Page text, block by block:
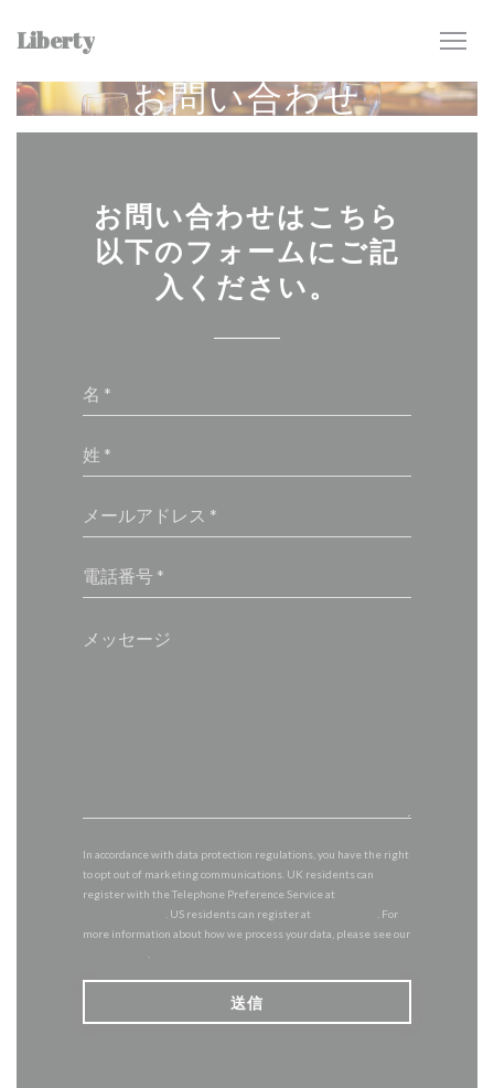
Liberty
お問い合わせ
お問い合わせはこちら
以下のフォームにご記
入ください。
In accordance with data protection regulations, you have the right
to opt out of marketing communications. UK residents can
register with the Telephone Preference Service at
. US residents can register at
. For
more information about how we process your data, please see our